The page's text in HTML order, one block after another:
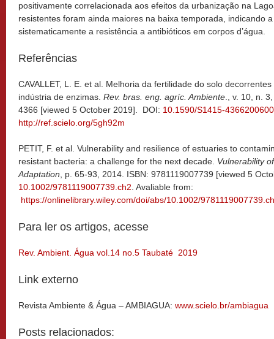
positivamente correlacionada aos efeitos da urbanização na
resistentes foram ainda maiores na baixa temporada, indicando
sistematicamente a resistência a antibióticos em corpos d’água.
Referências
CAVALLET, L. E. et al. Melhoria da fertilidade do solo
indústria de enzimas. Rev. bras. eng. agríc. Ambiente ., v. 10, n.
4366 [viewed 5 October 2019]. DOI: 10.1590/S1415-
http://ref.scielo.org/5gh92m
PETIT, F. et al. Vulnerability and resilience of estuaries to
resistant bacteria: a challenge for the next decade. Vulnerability
Adaptation , p. 65-93, 2014. ISBN: 9781119007739 [viewed 5
10.1002/9781119007739.ch2 . Avaliable from:
https://onlinelibrary.wiley.com/doi/abs/10.1002/
Para ler os artigos, acesse
Rev. Ambient. Água vol.14 no.5 Taubaté 2019
Link externo
Revista Ambiente & Água – AMBIAGUA: www.scielo.br/ambiagua
Posts relacionados: